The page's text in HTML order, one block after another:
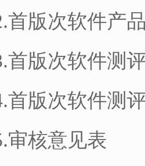
版次软件产品
版次软件测
次软件测评
核意见表